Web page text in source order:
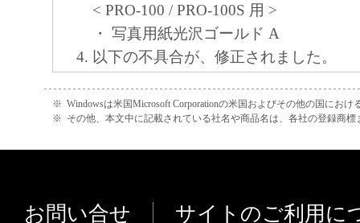
< PRO-100 / PRO-100S 用 >
・ 写真用紙光沢ゴールド A
以下の不具合が、修正されました。
[写真用紙光沢スタンダード] を選択時
時のはみ出し量設定が有効にならない
サポートOSに Windows 10を追加しま
※ Windowsは米国Microsoft Corporationの米国およびその他の国におけ
※ その他、本文中に記載されている社名や商品名は、各社の登録商標
お問い合せ サイトのご利用に